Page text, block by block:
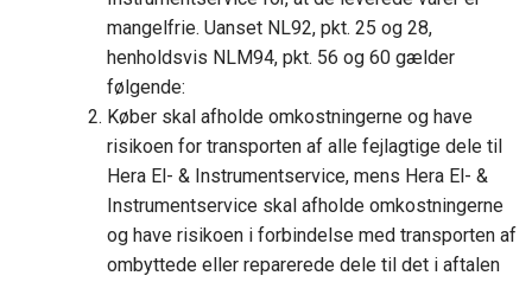
mangelfrie. Uanset NL92, pkt. 25 og 28,
henholdsvis NLM94, pkt. 56 og 60 gælder
følgende:
Køber skal afholde omkostningerne og have
risikoen for transporten af alle fejlagtige dele til
Hera El- & Instrumentservice, mens Hera El- &
Instrumentservice skal afholde omkostningerne
og have risikoen i forbindelse med transporten af
ombyttede eller reparerede dele til det i aftalen